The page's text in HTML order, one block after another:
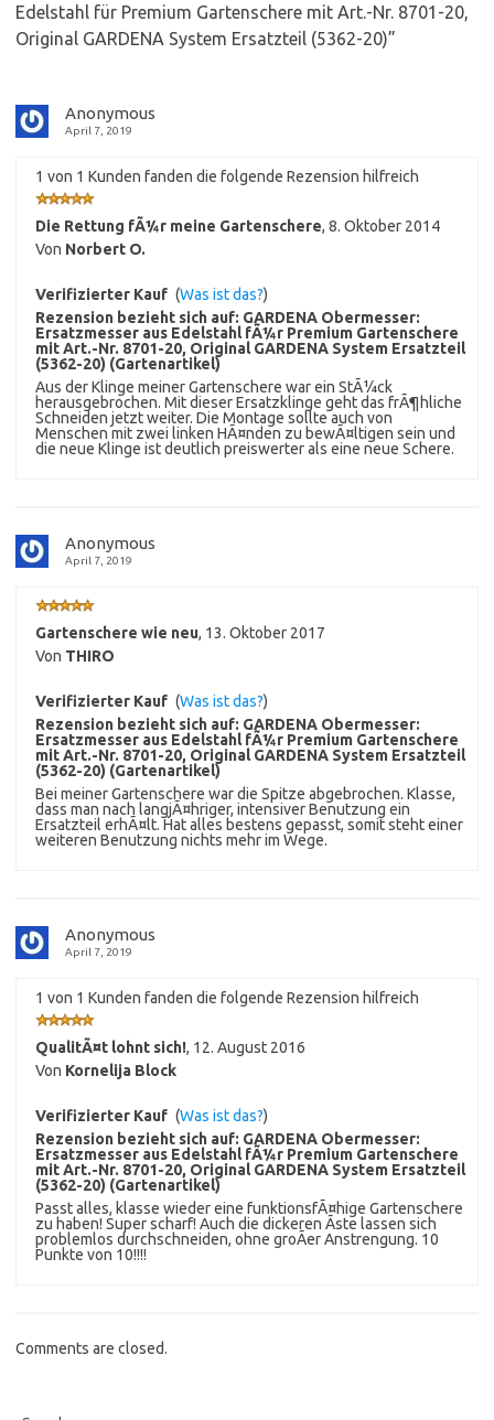
Edelstahl für Premium Gartenschere mit Art.-Nr. 8701-20,
Original GARDENA System Ersatzteil (5362-20)”
Anonymous
April 7, 2019
1 von 1 Kunden fanden die folgende Rezension hilfreich
Die Rettung fÃ¼r meine Gartenschere, 8. Oktober 2014
Von Norbert O.
Verifizierter Kauf (Was ist das?)
Rezension bezieht sich auf: GARDENA Obermesser:
Ersatzmesser aus Edelstahl fÃ¼r Premium Gartenschere
mit Art.-Nr. 8701-20, Original GARDENA System Ersatzteil
(5362-20) (Gartenartikel)
Aus der Klinge meiner Gartenschere war ein StÃ¼ck
herausgebrochen. Mit dieser Ersatzklinge geht das frÃ¶hliche
Schneiden jetzt weiter. Die Montage sollte auch von
Menschen mit zwei linken HÃ¤nden zu bewÃ¤ltigen sein und
die neue Klinge ist deutlich preiswerter als eine neue Schere.
Anonymous
April 7, 2019
Gartenschere wie neu, 13. Oktober 2017
Von THIRO
Verifizierter Kauf (Was ist das?)
Rezension bezieht sich auf: GARDENA Obermesser:
Ersatzmesser aus Edelstahl fÃ¼r Premium Gartenschere
mit Art.-Nr. 8701-20, Original GARDENA System Ersatzteil
(5362-20) (Gartenartikel)
Bei meiner Gartenschere war die Spitze abgebrochen. Klasse,
dass man nach langjÃ¤hriger, intensiver Benutzung ein
Ersatzteil erhÃ¤lt. Hat alles bestens gepasst, somit steht einer
weiteren Benutzung nichts mehr im Wege.
Anonymous
April 7, 2019
1 von 1 Kunden fanden die folgende Rezension hilfreich
QualitÃ¤t lohnt sich!, 12. August 2016
Von Kornelija Block
Verifizierter Kauf (Was ist das?)
Rezension bezieht sich auf: GARDENA Obermesser:
Ersatzmesser aus Edelstahl fÃ¼r Premium Gartenschere
mit Art.-Nr. 8701-20, Original GARDENA System Ersatzteil
(5362-20) (Gartenartikel)
Passt alles, klasse wieder eine funktionsfÃ¤hige Gartenschere
zu haben! Super scharf! Auch die dickeren Ãste lassen sich
problemlos durchschneiden, ohne groÃer Anstrengung. 10
Punkte von 10!!!!
Comments are closed.